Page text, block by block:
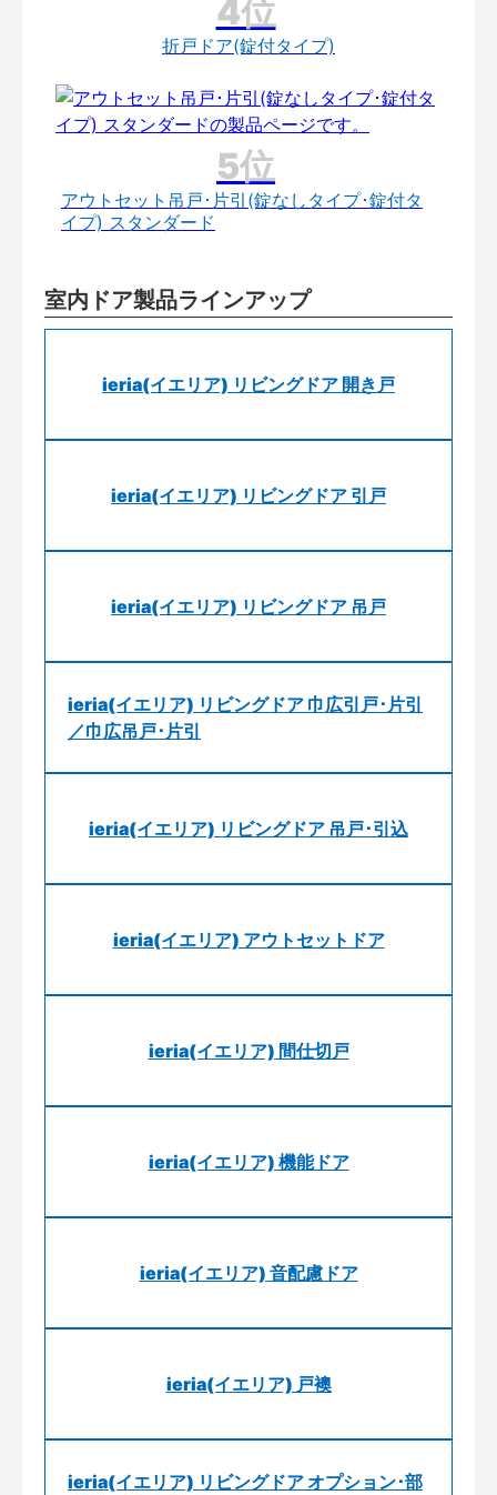
折戸ドア(錠付タイプ)
アウトセット吊戸･片引(錠なしタイプ･錠付タ
イプ) スタンダード
室内ドア製品ラインアップ
ieria(イエリア) リビングドア 開き戸
ieria(イエリア) リビングドア 引戸
ieria(イエリア) リビングドア 吊戸
ieria(イエリア) リビングドア 巾広引戸･片引
／巾広吊戸･片引
ieria(イエリア) リビングドア 吊戸･引込
ieria(イエリア) アウトセットドア
ieria(イエリア) 間仕切戸
ieria(イエリア) 機能ドア
ieria(イエリア) 音配慮ドア
ieria(イエリア) 戸襖
ieria(イエリア) リビングドア オプション･部